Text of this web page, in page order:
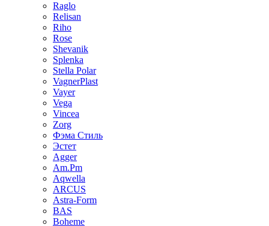
Raglo
Relisan
Riho
Rose
Shevanik
Splenka
Stella Polar
VagnerPlast
Vayer
Vega
Vincea
Zorg
Фэма Стиль
Эстет
Agger
Am.Pm
Aqwella
ARCUS
Astra-Form
BAS
Boheme